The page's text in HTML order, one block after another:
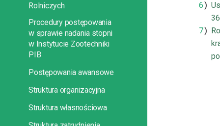
Rolniczych
Procedury postępowania
w sprawie nadania stopni
w Instytucie Zootechniki
PIB
Postępowania awansowe
Struktura organizacyjna
Struktura własnościowa